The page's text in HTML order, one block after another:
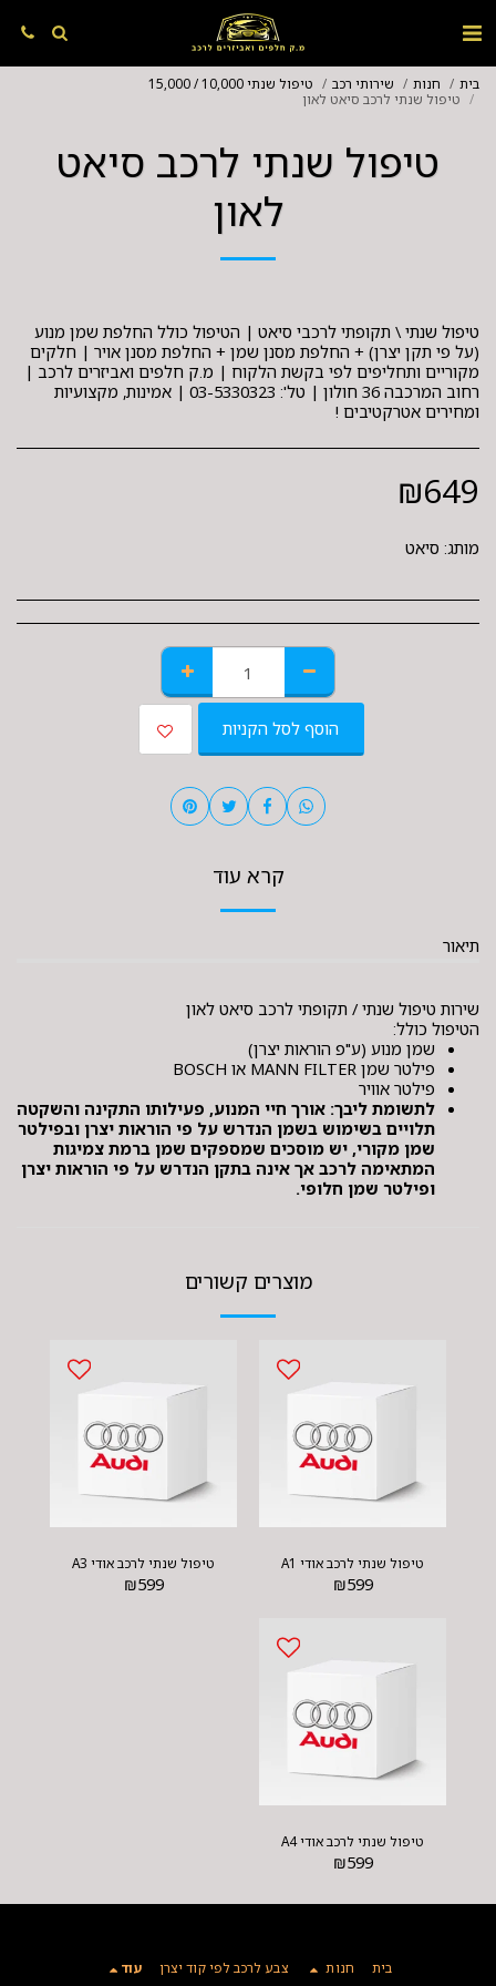
בית חנות שירותי רכב
טיפול שנתי 10,000 / 15,000
טיפול שנתי לרכב סיאט לאון
טיפול שנתי לרכב סיאט
לאון
טיפול שנתי \ תקופתי לרכבי סיאט | הטיפול כולל החלפת שמן מנוע
(על פי תקן יצרן) + החלפת מסנן שמן + החלפת מסנן אויר | חלקים
מקוריים ותחליפים לפי בקשת הלקוח | מ.ק חלפים ואביזרים לרכב |
רחוב המרכבה 36 חולון | טל': 03-5330323 | אמינות, מקצועיות
ומחירים אטרקטיבים !
₪649
מותג: סיאט
הוסף לסל הקניות
קרא עוד
תיאור
שירות טיפול שנתי / תקופתי לרכב סיאט לאון
הטיפול כולל:
שמן מנוע (ע"פ הוראות יצרן)
פילטר שמן MANN FILTER או BOSCH
פילטר אוויר
לתשומת ליבך: אורך חיי המנוע, פעילותו התקינה והשקטה
תלויים בשימוש בשמן הנדרש על פי הוראות יצרן ובפילטר
שמן מקורי, יש מוסכים שמספקים שמן ברמת צמיגות
המתאימה לרכב אך אינה בתקן הנדרש על פי הוראות יצרן
ופילטר שמן חלופי.
מוצרים קשורים
טיפול שנתי לרכב אודי A1
₪599
טיפול שנתי לרכב אודי A3
₪599
טיפול שנתי לרכב אודי A4
₪599
בית חנות צבע לרכב לפי קוד יצרן עוד